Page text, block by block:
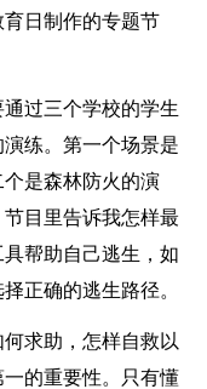
日制作的专题节
过三个学校的学生
练。第一个场景是
是森林防火的演
目里告诉我怎样最
帮助自己逃生，如
正确的逃生路径。
求助，怎样自救以
的重要性。只有懂